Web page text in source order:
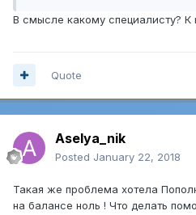
В смысле какому специалисту? К
Quote
Aselya_nik
Posted January 22, 2018
Такая же проблема хотела
на балансе ноль ! Что делать